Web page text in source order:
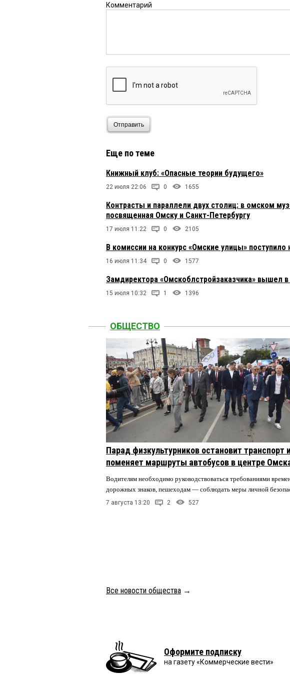
Комментарий
Отправить
Еще по теме
Книжный клуб: «Опасные теории будущего»
22 июля 22:06 0 1655
Контрасты и параллели двух столиц: в омском
посвященная Омску и Санкт-Петербургу
17 июля 11:22 0 2105
В комиссии на конкурс «Омские улицы»
16 июля 11:34 0 1577
Замдиректора «Омскоблстройзаказчика» вышел
15 июля 10:32 1 1396
ОБЩЕСТВО
Парад физкультурников остановит транспорт и
поменяет маршруты автобусов в центре
Водителям необходимо руководствоваться требованиями
дорожных знаков, пешеходам — соблюдать меры личной
7 августа 13:20 2 527
Все новости общества →
Оформите подписку
на газету «Коммерческие вести»